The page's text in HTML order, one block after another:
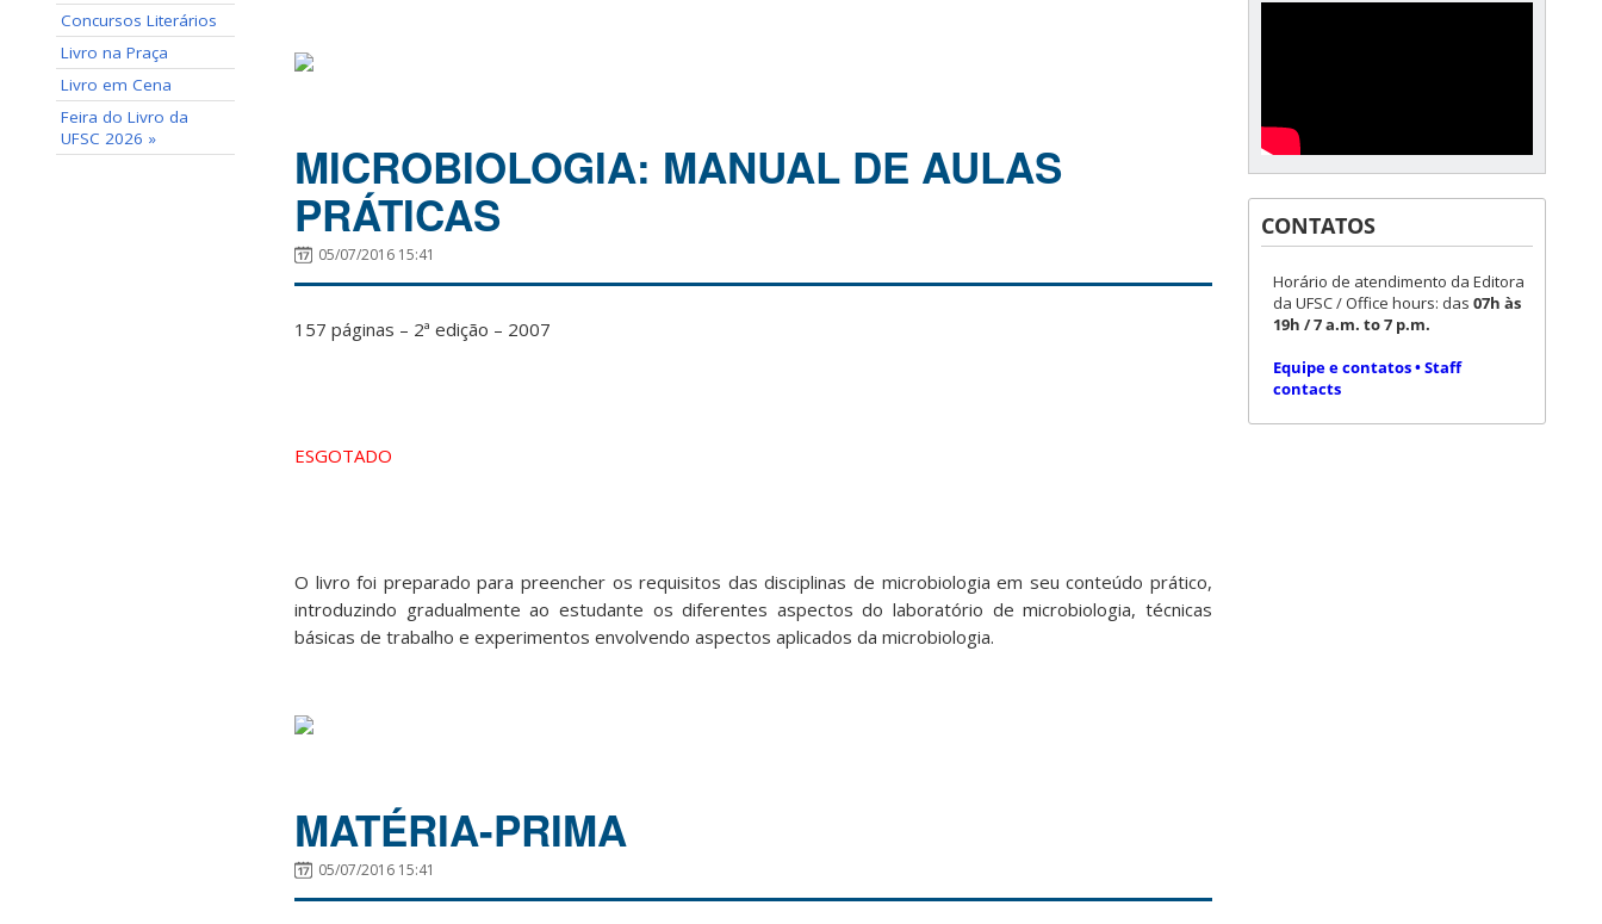
Concursos Literários
Livro na Praça
Livro em Cena
Feira do Livro da
UFSC 2026 »
MICROBIOLOGIA: MANUAL DE AULAS
PRÁTICAS
05/07/2016 15:41
157 páginas – 2ª edição – 2007
ESGOTADO
O livro foi preparado para preencher os requisitos das disciplinas de microbiologia em seu conteúdo prático,
introduzindo gradualmente ao estudante os diferentes aspectos do laboratório de microbiologia, técnicas
básicas de trabalho e experimentos envolvendo aspectos aplicados da microbiologia.
MATÉRIA-PRIMA
05/07/2016 15:41
CONTATOS
Horário de atendimento da Editora
da UFSC / Office hours: das 07h às
19h / 7 a.m. to 7 p.m.
Equipe e contatos • Staff
contacts